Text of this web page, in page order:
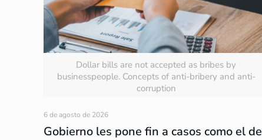
Dollar bills are not accepted as bribes by
businesspeople. Concepts of anti-bribery and anti-
corruption
6 de agosto de 2026
Gobierno les pone fin a casos como el de